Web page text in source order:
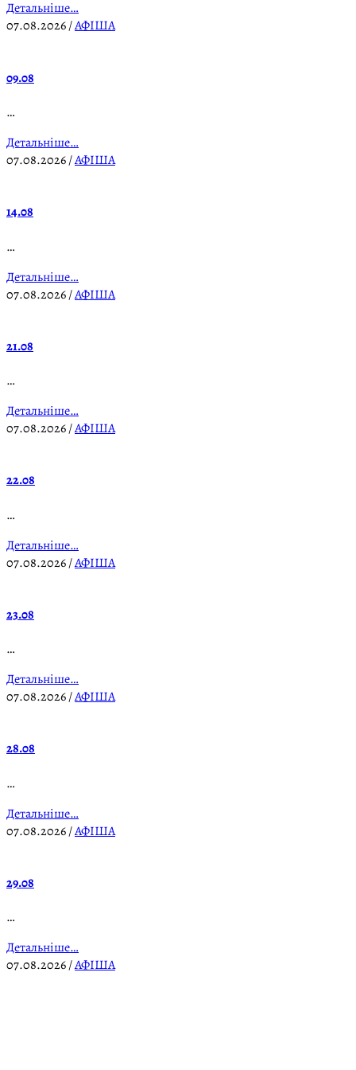
Детальніше…
07.08.2026/АФІША
09.08
…
Детальніше…
07.08.2026/АФІША
14.08
…
Детальніше…
07.08.2026/АФІША
21.08
…
Детальніше…
07.08.2026/АФІША
22.08
…
Детальніше…
07.08.2026/АФІША
23.08
…
Детальніше…
07.08.2026/АФІША
28.08
…
Детальніше…
07.08.2026/АФІША
29.08
…
Детальніше…
07.08.2026/АФІША